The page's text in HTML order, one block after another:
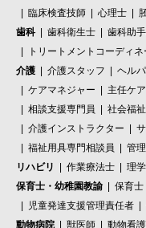
臨床検査技師
心理士
歯科
歯科衛生士 歯科助
トリートメントコーディネ
介護
介護スタッフ ヘル
ケアマネジャー
主任ケ
相談支援専門員
社会福
介護インストラクター
福祉用具専門相談員
管
リハビリ
作業療法士 理
保育士・幼稚園教諭
保育士
児童発達支援管理責任者
動物病院
獣医師 動物看